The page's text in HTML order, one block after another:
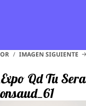
IMAGEN SIGUIENTE
Qd Tu